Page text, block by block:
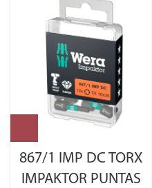
867/1 IMP DC TORX
IMPAKTOR PUNTAS